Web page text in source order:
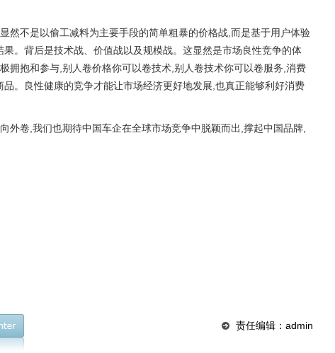
然不是以偷工减料为主要手段的简单粗暴的价格战,而是基于用户体验
。背后是技术战、价值战以及规模战。这显然是市场良性竞争的体
拥抱和参与,别人卷价格你可以卷技术,别人卷技术你可以卷服务,消费
。良性健康的竞争才能让市场经济更好地发展,也真正能够利好消费
外卷,我们也期待中国车企在全球市场竞争中脱颖而出,撑起中国品牌,
责任编辑：admin